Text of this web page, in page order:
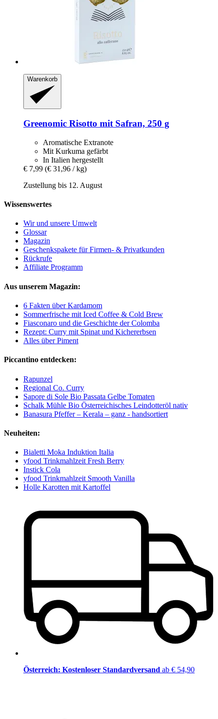
Warenkorb
Greenomic Risotto mit Safran, 250 g
Aromatische Extranote
Mit Kurkuma gefärbt
In Italien hergestellt
€ 7,99 (€ 31,96 / kg)
Zustellung bis 12. August
Wissenswertes
Wir und unsere Umwelt
Glossar
Magazin
Geschenkspakete für Firmen- & Privatkunden
Rückrufe
Affiliate Programm
Aus unserem Magazin:
6 Fakten über Kardamom
Sommerfrische mit Iced Coffee & Cold Brew
Fiasconaro und die Geschichte der Colomba
Rezept: Curry mit Spinat und Kichererbsen
Alles über Piment
Piccantino entdecken:
Rapunzel
Regional Co. Curry
Sapore di Sole Bio Passata Gelbe Tomaten
Schalk Mühle Bio Österreichisches Leindotteröl nativ
Banasura Pfeffer – Kerala – ganz - handsortiert
Neuheiten:
Bialetti Moka Induktion Italia
yfood Trinkmahlzeit Fresh Berry
Instick Cola
yfood Trinkmahlzeit Smooth Vanilla
Holle Karotten mit Kartoffel
Österreich: Kostenloser Standardversand ab € 54,90